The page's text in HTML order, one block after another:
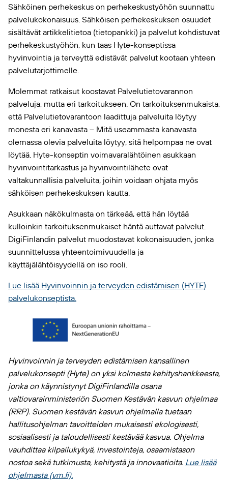
Sähköinen perhekeskus on perhekeskustyöhön suunnattu
palvelukokonaisuus. Sähköisen perhekeskuksen osuudet
sisältävät artikkelitietoa (tietopankki) ja palvelut kohdistuvat
perhekeskustyöhön, kun taas Hyte-konseptissa
hyvinvointia ja terveyttä edistävät palvelut kootaan yhteen
palvelutarjottimelle.
Molemmat ratkaisut koostavat Palvelutietovarannon
palveluja, mutta eri tarkoitukseen. On tarkoituksenmukaista,
että Palvelutietovarantoon laadittuja palveluita löytyy
monesta eri kanavasta – Mitä useammasta kanavasta
olemassa olevia palveluita löytyy, sitä helpompaa ne ovat
löytää. Hyte-konseptin voimavaralähtöinen asukkaan
hyvinvointitarkastus ja hyvinvointilähete ovat
valtakunnallisia palveluita, joihin voidaan ohjata myös
sähköisen perhekeskuksen kautta.
Asukkaan näkökulmasta on tärkeää, että hän löytää
kulloinkin tarkoituksenmukaiset häntä auttavat palvelut.
DigiFinlandin palvelut muodostavat kokonaisuuden, jonka
suunnittelussa yhteentoimivuudella ja
käyttäjälähtöisyydellä on iso rooli.
Lue lisää Hyvinvoinnin ja terveyden edistämisen (HYTE)
palvelukonseptista.
Hyvinvoinnin ja terveyden edistämisen kansallinen
palvelukonsepti (Hyte) on yksi kolmesta kehityshankkeesta,
jonka on käynnistynyt DigiFinlandilla osana
valtiovarainministeriön Suomen Kestävän kasvun ohjelmaa
(RRP). Suomen kestävän kasvun ohjelmalla tuetaan
hallitusohjelman tavoitteiden mukaisesti ekologisesti,
sosiaalisesti ja taloudellisesti kestävää kasvua. Ohjelma
vauhdittaa kilpailukykyä, investointeja, osaamistason
nostoa sekä tutkimusta, kehitystä ja innovaatioita. Lue lisää
ohjelmasta (vm.fi).